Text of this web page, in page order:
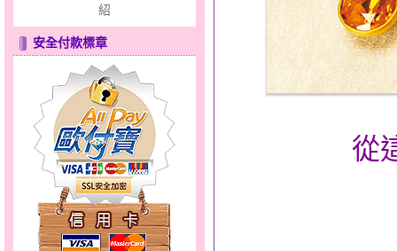
只愛你～男黃金戒指
彩蝶倩影～金銀鋼套鍊
紹
安全付款標章
從